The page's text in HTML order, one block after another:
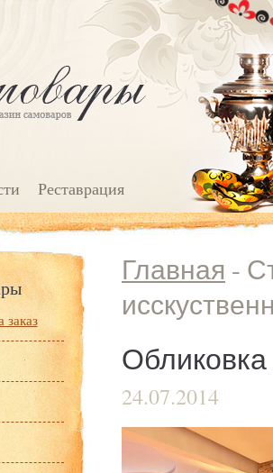
Реставрация
заказ
Главная -
24.07.2014